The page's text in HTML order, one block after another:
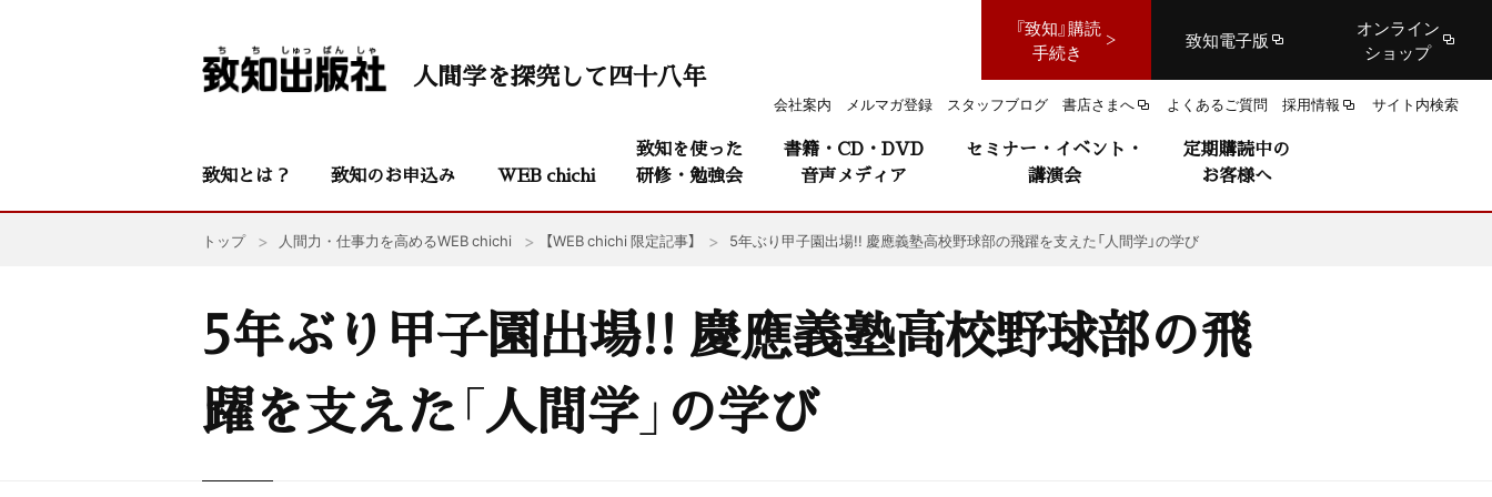
『致知』購読
手続き
致知電子版
オンライン
ショップ
会社案内 メルマガ登録 スタッフブログ 書店さまへ よくあるご質問 採用情報 サイト内検索
人間学を探究して四十八年
致知とは？ 致知のお申込み WEB chichi
致知を使った
研修・勉強会
書籍・CD・DVD
音声メディア
セミナー・イベント・
講演会
定期購読中の
お客様へ
トップ 人間力・仕事力を高めるWEB chichi 【WEB chichi 限定記事】 5年ぶり甲子園出場!! 慶應義塾高校野球部の飛躍を支えた「人間学」の学び
5年ぶり甲子園出場!! 慶應義塾高校野球部の飛
躍を支えた「人間学」の学び